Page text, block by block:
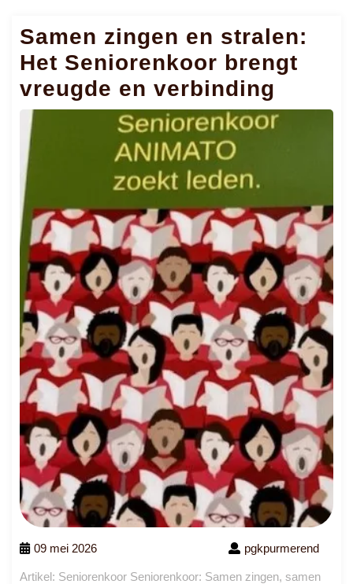
Samen zingen en stralen:
Het Seniorenkoor brengt
vreugde en verbinding
09 mei 2026 pgkpurmerend
Artikel: Seniorenkoor Seniorenkoor: Samen zingen, samen